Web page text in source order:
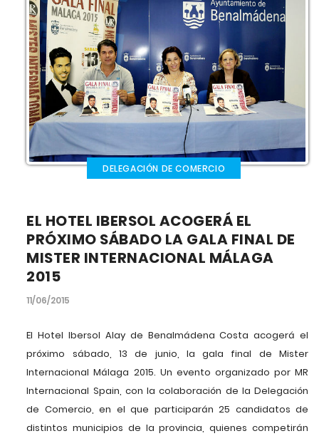
DELEGACIÓN DE COMERCIO
EL HOTEL IBERSOL ACOGERÁ EL
PRÓXIMO SÁBADO LA GALA FINAL DE
MISTER INTERNACIONAL MÁLAGA
2015
11/06/2015
El Hotel Ibersol Alay de Benalmádena Costa acogerá el
próximo sábado, 13 de junio, la gala final de Mister
Internacional Málaga 2015. Un evento organizado por MR
Internacional Spain, con la colaboración de la Delegación
de Comercio, en el que participarán 25 candidatos de
distintos municipios de la provincia, quienes competirán